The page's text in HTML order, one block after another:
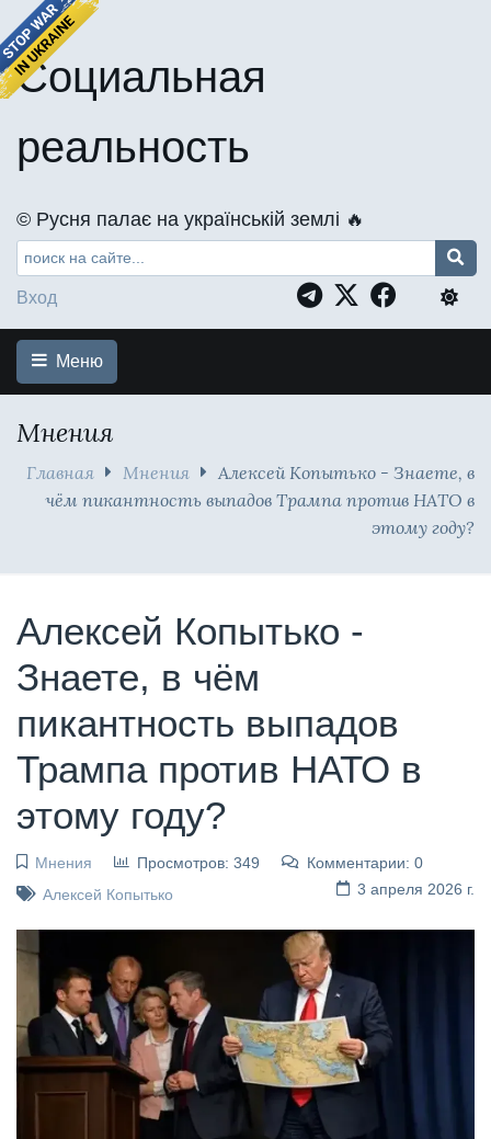
Социальная
реальность
©️ Русня палає на українській землі 🔥
Вход
Меню
Мнения
Главная Мнения
Алексей Копытько - Знаете, в
чём пикантность выпадов Трампа против НАТО в
этому году?
Алексей Копытько -
Знаете, в чём
пикантность выпадов
Трампа против НАТО в
этому году?
Мнения Просмотров: 349
Комментарии: 0
3 апреля 2026 г.
Алексей Копытько